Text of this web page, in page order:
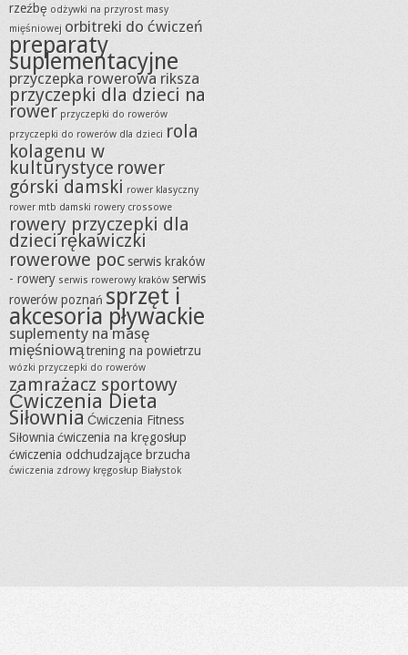
rzeźbę odżywki na przyrost masy
mięśniowej orbitreki do ćwiczeń
preparaty
suplementacyjne
przyczepka rowerowa riksza
przyczepki dla dzieci na
rower przyczepki do rowerów
przyczepki do rowerów dla dzieci rola
kolagenu w
kulturystyce rower
górski damski rower klasyczny
rower mtb damski rowery crossowe
rowery przyczepki dla
dziecirękawiczki
rowerowe poc serwis kraków
- rowery serwis rowerowy kraków serwis
rowerów poznań sprzęt i
akcesoria pływackie
suplementy na masę
mięśniowątrening na powietrzu
wózki przyczepki do rowerów
zamrażacz sportowy
Ćwiczenia Dieta
SiłowniaĆwiczenia Fitness
Siłowniaćwiczenia na kręgosłup
ćwiczenia odchudzające brzucha
ćwiczenia zdrowy kręgosłup Białystok